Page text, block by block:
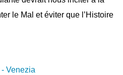
le Mal et éviter que l’Histoire